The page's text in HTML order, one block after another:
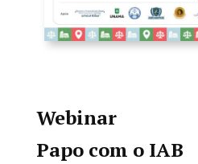
Webinar
Papo com o IAB